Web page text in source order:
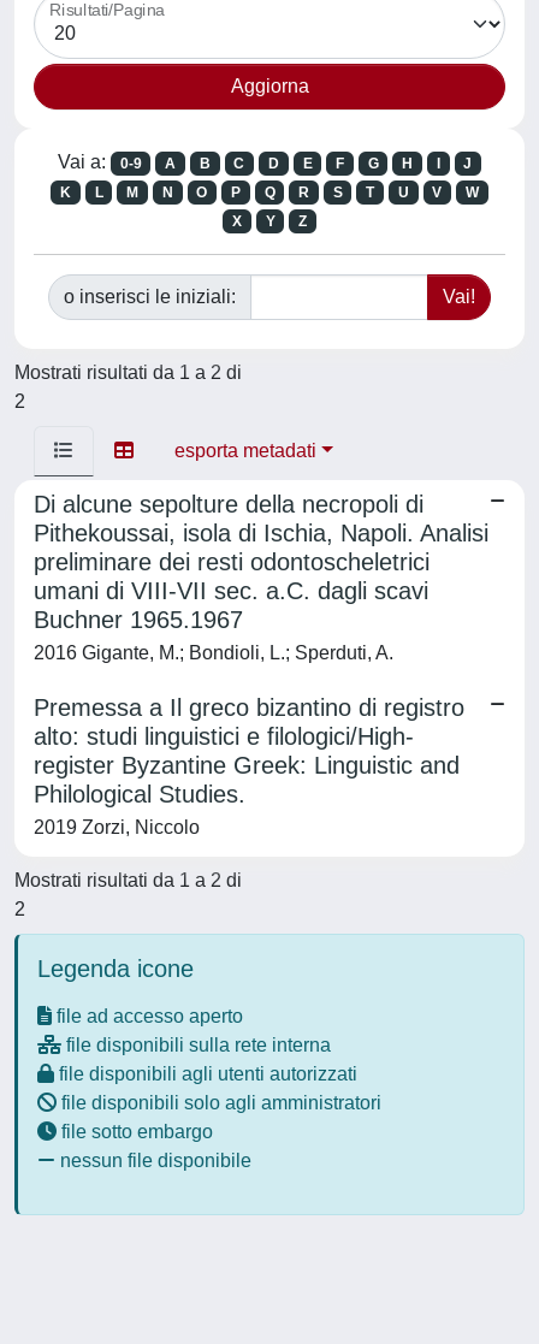
Risultati/Pagina
Vai a: 0-9 A B C D E F G H
J
K
L M N O P Q R S T U V
W
X
Y Z
o inserisci le iniziali:
Mostrati risultati da 1 a 2 di
2
esporta metadati
Di alcune sepolture della necropoli di
Pithekoussai, isola di Ischia, Napoli. Analisi
preliminare dei resti odontoscheletrici
umani di VIII-VII sec. a.C. dagli scavi
Buchner 1965.1967
2016 Gigante, M.; Bondioli, L.; Sperduti, A.
Premessa a Il greco bizantino di registro
alto: studi linguistici e filologici/High-
register Byzantine Greek: Linguistic and
Philological Studies.
2019 Zorzi, Niccolo
Mostrati risultati da 1 a 2 di
2
Legenda icone
file ad accesso aperto
file disponibili sulla rete interna
file disponibili agli utenti autorizzati
file disponibili solo agli amministratori
file sotto embargo
nessun file disponibile